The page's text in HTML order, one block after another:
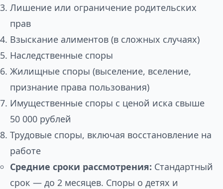
Лишение или ограничение родительских
прав
Взыскание алиментов (в сложных случаях)
Наследственные споры
Жилищные споры (выселение, вселение,
признание права пользования)
Имущественные споры с ценой иска свыше
50 000 рублей
Трудовые споры, включая восстановление на
работе
Средние сроки рассмотрения: Стандартный
срок — до 2 месяцев. Споры о детях и